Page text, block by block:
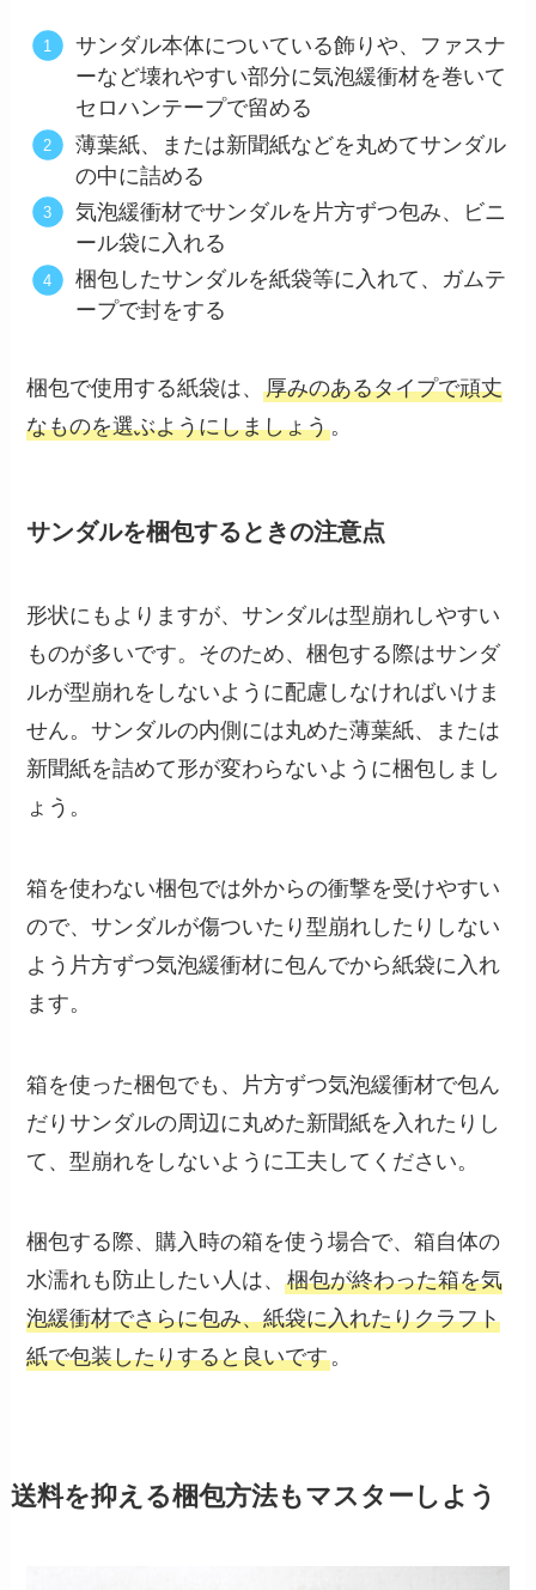
サンダル本体についている飾りや、ファスナ
ーなど壊れやすい部分に気泡緩衝材を巻いて
セロハンテープで留める
薄葉紙、または新聞紙などを丸めてサンダル
の中に詰める
気泡緩衝材でサンダルを片方ずつ包み、ビニ
ール袋に入れる
梱包したサンダルを紙袋等に入れて、ガムテ
ープで封をする
梱包で使用する紙袋は、厚みのあるタイプで頑丈
なものを選ぶようにしましょう。
サンダルを梱包するときの注意点
形状にもよりますが、サンダルは型崩れしやすい
ものが多いです。そのため、梱包する際はサンダ
ルが型崩れをしないように配慮しなければいけま
せん。サンダルの内側には丸めた薄葉紙、または
新聞紙を詰めて形が変わらないように梱包しまし
ょう。
箱を使わない梱包では外からの衝撃を受けやすい
ので、サンダルが傷ついたり型崩れしたりしない
よう片方ずつ気泡緩衝材に包んでから紙袋に入れ
ます。
箱を使った梱包でも、片方ずつ気泡緩衝材で包ん
だりサンダルの周辺に丸めた新聞紙を入れたりし
て、型崩れをしないように工夫してください。
梱包する際、購入時の箱を使う場合で、箱自体の
水濡れも防止したい人は、梱包が終わった箱を気
泡緩衝材でさらに包み、紙袋に入れたりクラフト
紙で包装したりすると良いです。
送料を抑える梱包方法もマスターしよう